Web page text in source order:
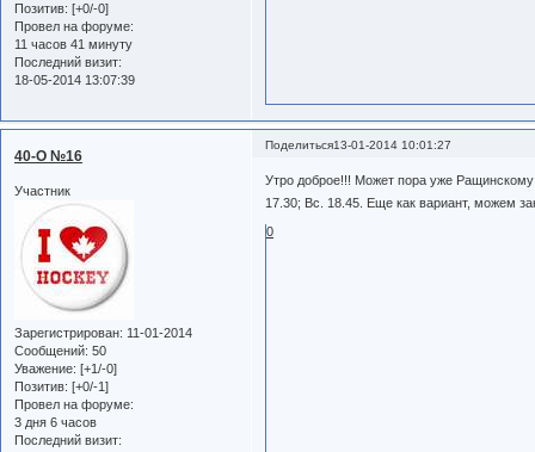
Позитив: [+0/-0]
Провел на форуме:
11 часов 41 минуту
Последний визит:
18-05-2014 13:07:39
Поделиться13-01-2014 10:01:27
40-О №16
Участник
Зарегистрирован: 11-01-2014
Сообщений: 50
Уважение: [+1/-0]
Позитив: [+0/-1]
Провел на форуме:
3 дня 6 часов
Последний визит:
Утро доброе!!! Может пора уже Ращинскому
17.30; Вс. 18.45. Еще как вариант, можем
0